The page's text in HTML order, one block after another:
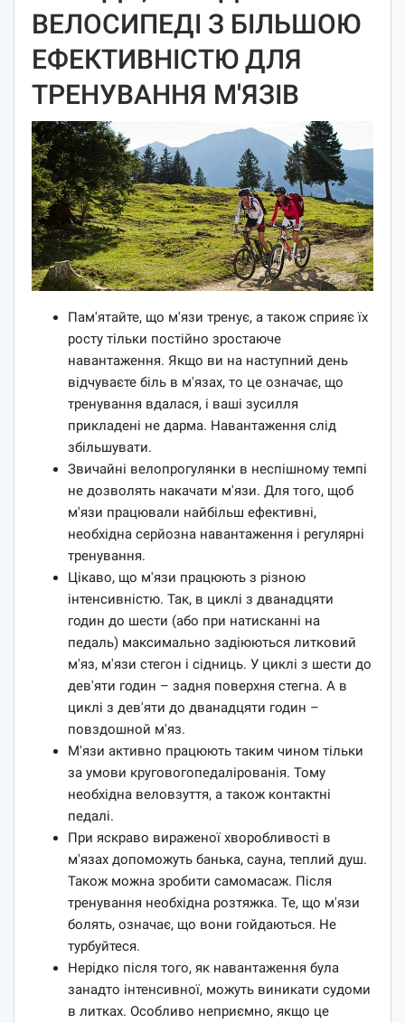
ВЕЛОСИПЕДІ З БІЛЬШОЮ
ЕФЕКТИВНІСТЮ ДЛЯ
ТРЕНУВАННЯ М'ЯЗІВ
Пам'ятайте, що м'язи тренує, а також сприяє їх
росту тільки постійно зростаюче
навантаження. Якщо ви на наступний день
відчуваєте біль в м'язах, то це означає, що
тренування вдалася, і ваші зусилля
прикладені не дарма. Навантаження слід
збільшувати.
Звичайні велопрогулянки в неспішному темпі
не дозволять накачати м'язи. Для того, щоб
м'язи працювали найбільш ефективні,
необхідна серйозна навантаження і регулярні
тренування.
Цікаво, що м'язи працюють з різною
інтенсивністю. Так, в циклі з дванадцяти
годин до шести (або при натисканні на
педаль) максимально задіюються литковий
м'яз, м'язи стегон і сідниць. У циклі з шести до
дев'яти годин – задня поверхня стегна. А в
циклі з дев'яти до дванадцяти годин –
повздошной м'яз.
М'язи активно працюють таким чином тільки
за умови круговогопедалірованія. Тому
необхідна веловзуття, а також контактні
педалі.
При яскраво вираженої хворобливості в
м'язах допоможуть банька, сауна, теплий душ.
Також можна зробити самомасаж. Після
тренування необхідна розтяжка. Те, що м'язи
болять, означає, що вони гойдаються. Не
турбуйтеся.
Нерідко після того, як навантаження була
занадто інтенсивної, можуть виникати судоми
в литках. Особливо неприємно, якщо це